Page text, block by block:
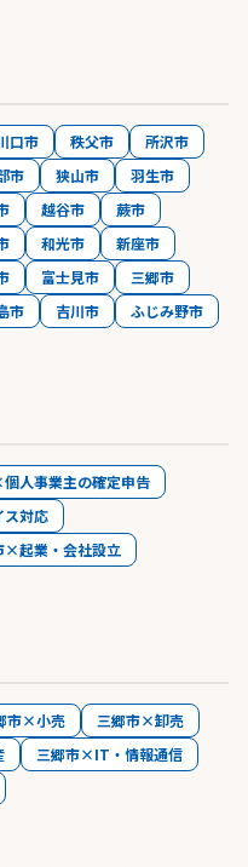
口市 秩父市
所沢市
市 狭山市
羽生市
越谷市
蕨市
和光市
新座市
富士見市
三郷市
市 吉川市
ふじみ野市
人事業主の確定申告
対応
×起業・会社設立
市×小売
三郷市×卸売
三郷市×IT・情報通信